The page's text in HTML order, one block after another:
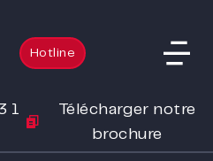
Hotline
1
Télécharger notre
brochure